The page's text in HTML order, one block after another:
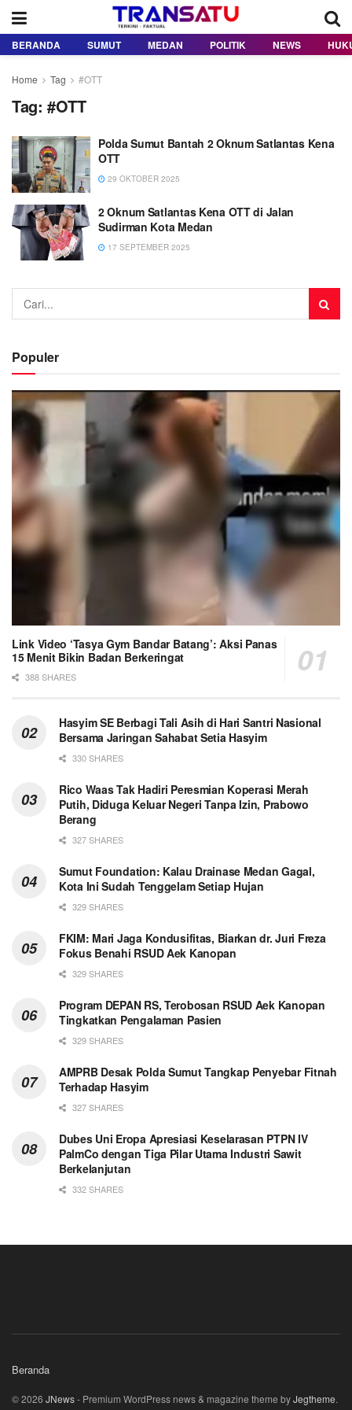
BERANDA SUMUT MEDAN POLITIK NEWS
Home Tag #OTT
Tag: #OTT
Polda Sumut Bantah 2 Oknum Satlantas Kena
OTT
29 OKTOBER 2025
2 Oknum Satlantas Kena OTT di Jalan
Sudirman Kota Medan
17 SEPTEMBER 2025
Populer
Link Video ‘Tasya Gym Bandar Batang’: Aksi Panas
15 Menit Bikin Badan Berkeringat
388 SHARES
Hasyim SE Berbagi Tali Asih di Hari Santri Nasional
Bersama Jaringan Sahabat Setia Hasyim
330 SHARES
Rico Waas Tak Hadiri Peresmian Koperasi Merah
Putih, Diduga Keluar Negeri Tanpa Izin, Prabowo
Berang
327 SHARES
Sumut Foundation: Kalau Drainase Medan Gagal,
Kota Ini Sudah Tenggelam Setiap Hujan
329 SHARES
FKIM: Mari Jaga Kondusifitas, Biarkan dr. Juri Freza
Fokus Benahi RSUD Aek Kanopan
329 SHARES
Program DEPAN RS, Terobosan RSUD Aek Kanopan
Tingkatkan Pengalaman Pasien
329 SHARES
AMPRB Desak Polda Sumut Tangkap Penyebar Fitnah
Terhadap Hasyim
327 SHARES
Dubes Uni Eropa Apresiasi Keselarasan PTPN IV
PalmCo dengan Tiga Pilar Utama Industri Sawit
Berkelanjutan
332 SHARES
Beranda
© 2026 JNews- Premium WordPress news & magazine theme byJegtheme.